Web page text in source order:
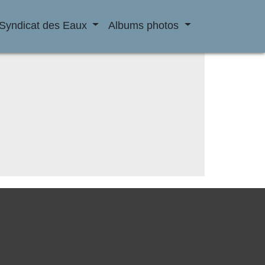
des Eaux Albums photos